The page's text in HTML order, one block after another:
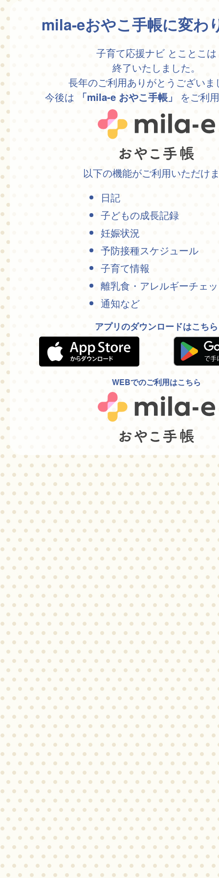
mila-eおやこ手帳に変わ
子育て応援ナビ とことこは
終了いたしました。
長年のご利用ありがとうございま
今後は
「mila-e おやこ手帳」 をご利
以下の機能がご利用いただけ
日記
子どもの成長記録
妊娠状況
予防接種スケジュール
子育て情報
離乳食・アレルギーチェ
通知など
アプリのダウンロードはこちら
WEBでのご利用はこちら